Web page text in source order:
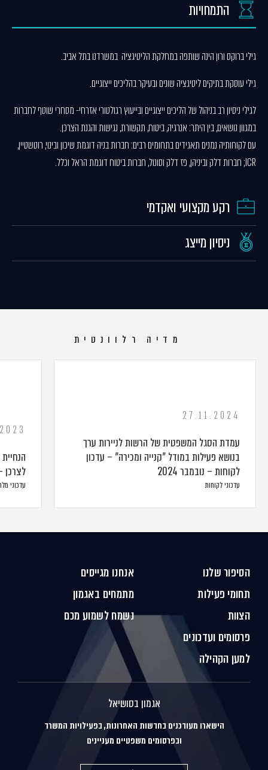
התמחויות
גילי ברוקס ורון הינה שותפה במחלקת הליטיגציה במשרדנו בתל אביב.
גילי עוסקת בתיקים ליטיגציה שונים ובעיקר בהליכים ייצוגיים.
לגילי ניסיון רב בניהול של הליכים ייצוגיים ובייעוץ רגולטורי אזרחי- מסחרי שוטף לחברות
במגוון נושאים, בין היתר: אנרגיה, ביטוח, תקשורת, נגישות והגנת הצרכן.
עם לקוחותיה נמנים תאגידים בתחומים רבים: חברות בניה דוגמת שיכון ובינוי, רוטשטיין,
ICR; חברות דלק וביניהן, פז דלק וסונול, חברות ביטוח דוגמת הראל וכלל.
רקע מקצועי ואקדמי
ניסיון מייצג
מדיה רלוונטית
27.11.2024
עמדת הסגל המשפטית של הרשות לניירות ערך
בנושא פעילות במודל "קנייה ומכירה" – עדכון
לקוחות – נובמבר 2024
עדכוני לקוחות
לצרכן
עדכוני
הסיפור שלנו
תחומי פעילות
הצוות
פרסומים ועדכונים
למען הקהילה
אנחנו מגייסים
מתמחים באגמון
נשמח לשמוע מכם
אגמון בסושיאל
הישארו מעודכנים בחדשות האחרונות, בפעילויות המשרד
ובפרסומים משפטיים מעניינים